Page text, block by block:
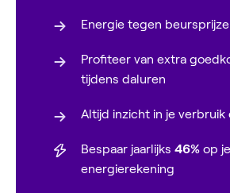
Energie tegen
Profiteer van extra
tijdens daluren
Altijd inzicht in je verbruik
Bespaar jaarlijks46% op je
energierekening